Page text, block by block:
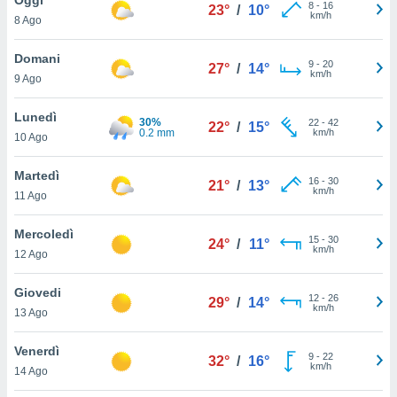
è
al sito
di
ci
di
il
un
la
nella
8 Ago
23° / 10° 8- 16
km/h
Domani
9 Ago
27° / 14° 9- 20
km/h
Lunedì
10 Ago
30%
0.2 mm
22° / 15° 22- 42
km/h
Martedì
11 Ago
21° / 13° 16- 30
km/h
Mercoledì
12 Ago
24° / 11° 15- 30
km/h
Giovedi
13 Ago
29° / 14° 12- 26
km/h
Venerdì
14 Ago
32° / 16° 9- 22
km/h